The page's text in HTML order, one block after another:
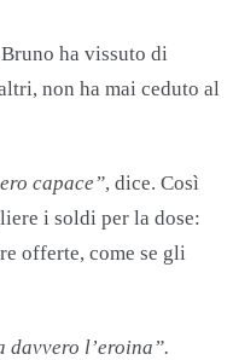
ha vissuto di
non ha mai ceduto al
capace”, dice. Così
i soldi per la dose:
offerte, come se gli
davvero l’eroina”.